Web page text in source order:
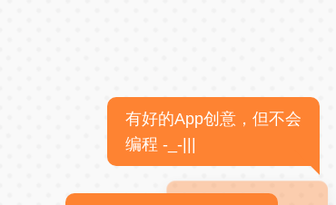
有好的App创意，但不会
编程 -_-|||